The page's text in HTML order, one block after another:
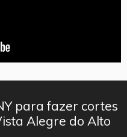
para fazer cortes
Alegre do Alto